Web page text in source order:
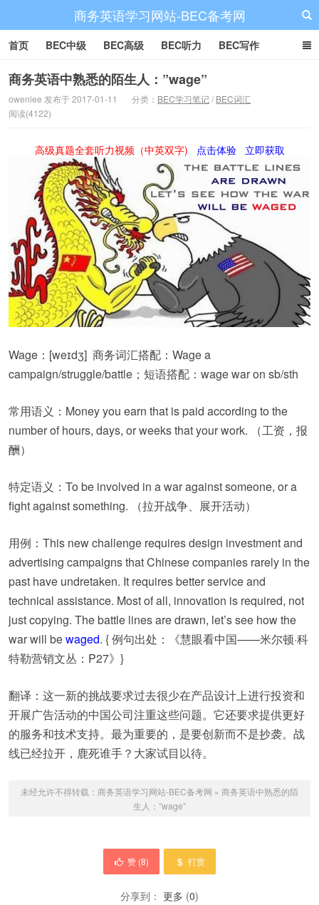
商务英语学习网站-BEC备考网
首页 BEC中级 BEC高级 BEC听力 BEC写作
BEC阅读 BEC词汇 BEC视频 BEC真题
商务英语中熟悉的陌生人：”wage”
owenlee 发布于 2017-01-11 分类： BEC学习笔记/ BEC词汇
阅读(4122)
高级真题全套听力视频（中英双字) 点击体验 立即获取
Wage： [weɪdʒ] 商务词汇搭配：Wage a
campaign/struggle/battle；短语搭配：wage war on sb/sth
常用语义：Money you earn that is paid according to the
number of hours, days, or weeks that your work. （工资，报
酬）
特定语义：To be involved in a war against someone, or a
fight against something. （拉开战争、展开活动）
用例：This new challenge requires design investment and
advertising campaigns that Chinese companies rarely in the
past have undretaken. It requires better service and
technical assistance. Most of all, innovation is required, not
just copying. The battle lines are drawn, let’s see how the
war will bewaged. { 例句出处：《慧眼看中国——米尔顿·科
特勒营销文丛：P27》}
翻译：这一新的挑战要求过去很少在产品设计上进行投资和
开展广告活动的中国公司注重这些问题。它还要求提供更好
的服务和技术支持。最为重要的，是要创新而不是抄袭。战
线已经拉开，鹿死谁手？大家试目以待。
未经允许不得转载： 商务英语学习网站-BEC备考网 » 商务英语中熟悉的陌
生人：”wage”
赞 (8) 打赏
分享到： 更多 (0)